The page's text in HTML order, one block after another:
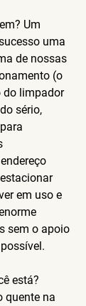
Um
uma
de nossas
(o
do limpador
sério,
em uso e
sem o apoio
está?
quente na